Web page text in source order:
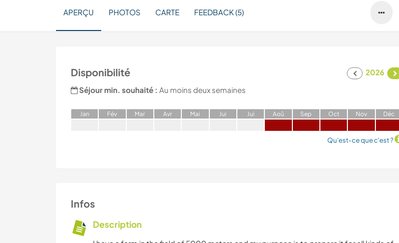
APERÇU PHOTOS CARTE FEEDBACK (5)
Disponibilité
2026
Séjour min. souhaité : Au moins deux semaines
Jan Fév Mar Avr Mai Jui Jui Aoû Sep Oct Nov Déc
Qu'est-ce que c'est ?
Infos
Description